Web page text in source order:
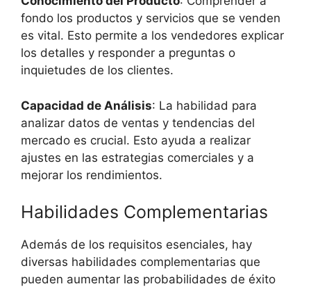
fondo los productos y servicios que se venden
es vital. Esto permite a los vendedores explicar
los detalles y responder a preguntas o
inquietudes de los clientes.
Capacidad de Análisis: La habilidad para
analizar datos de ventas y tendencias del
mercado es crucial. Esto ayuda a realizar
ajustes en las estrategias comerciales y a
mejorar los rendimientos.
Habilidades Complementarias
Además de los requisitos esenciales, hay
diversas habilidades complementarias que
pueden aumentar las probabilidades de éxito